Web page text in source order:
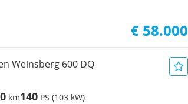
€ 58.000
Weinsberg 600 DQ
km140 PS (103 kW)